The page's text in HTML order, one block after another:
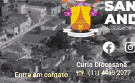
Entre em contato
Cúria Diocesana
(11) 4469-2077